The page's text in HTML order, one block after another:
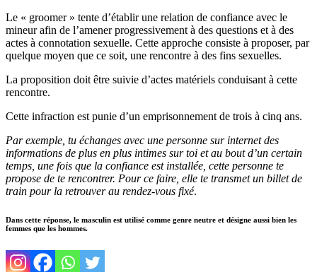
Le « groomer » tente d’établir une relation de confiance avec le
mineur afin de l’amener progressivement à des questions et à des
actes à connotation sexuelle. Cette approche consiste à proposer, par
quelque moyen que ce soit, une rencontre à des fins sexuelles.
La proposition doit être suivie d’actes matériels conduisant à cette
rencontre.
Cette infraction est punie d’un emprisonnement de trois à cinq ans.
Par exemple, tu échanges avec une personne sur internet des
informations de plus en plus intimes sur toi et au bout d’un certain
temps, une fois que la confiance est installée, cette personne te
propose de te rencontrer. Pour ce faire, elle te transmet un billet de
train pour la retrouver au rendez-vous fixé.
Dans cette réponse, le masculin est utilisé comme genre neutre et désigne aussi bien les
femmes que les hommes.